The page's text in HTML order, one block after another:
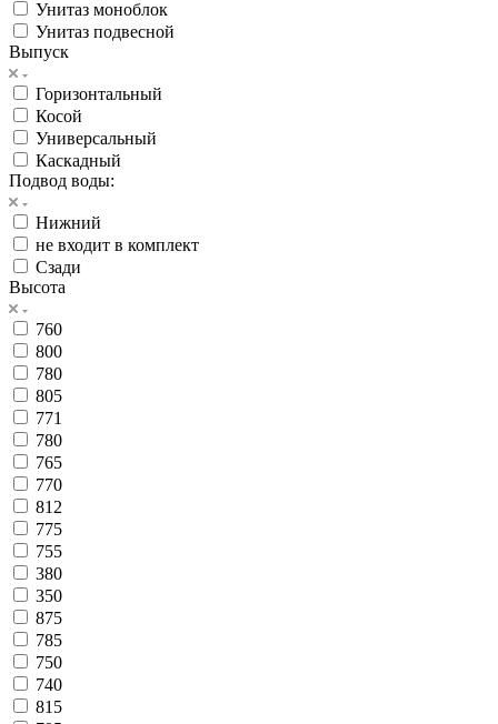
Унитаз моноблок
Унитаз подвесной
Выпуск
Горизонтальный
Косой
Универсальный
Каскадный
Подвод воды:
Нижний
не входит в комплект
Сзади
Высота
760
800
780
805
771
780
765
770
812
775
755
380
350
875
785
750
740
815